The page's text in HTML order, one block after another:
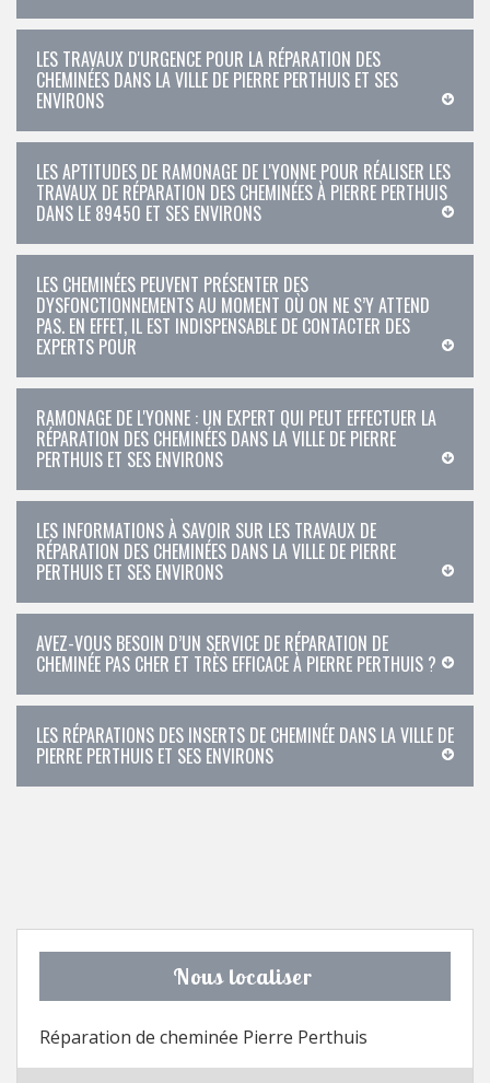
LES TRAVAUX D'URGENCE POUR LA RÉPARATION DES
CHEMINÉES DANS LA VILLE DE PIERRE PERTHUIS ET SES
ENVIRONS
LES APTITUDES DE RAMONAGE DE L'YONNE POUR RÉALISER LES
TRAVAUX DE RÉPARATION DES CHEMINÉES À PIERRE PERTHUIS
DANS LE 89450 ET SES ENVIRONS
LES CHEMINÉES PEUVENT PRÉSENTER DES
DYSFONCTIONNEMENTS AU MOMENT OÙ ON NE S’Y ATTEND
PAS. EN EFFET, IL EST INDISPENSABLE DE CONTACTER DES
EXPERTS POUR
RAMONAGE DE L'YONNE : UN EXPERT QUI PEUT EFFECTUER LA
RÉPARATION DES CHEMINÉES DANS LA VILLE DE PIERRE
PERTHUIS ET SES ENVIRONS
LES INFORMATIONS À SAVOIR SUR LES TRAVAUX DE
RÉPARATION DES CHEMINÉES DANS LA VILLE DE PIERRE
PERTHUIS ET SES ENVIRONS
AVEZ-VOUS BESOIN D’UN SERVICE DE RÉPARATION DE
CHEMINÉE PAS CHER ET TRÈS EFFICACE À PIERRE PERTHUIS ?
LES RÉPARATIONS DES INSERTS DE CHEMINÉE DANS LA VILLE DE
PIERRE PERTHUIS ET SES ENVIRONS
Nous localiser
Réparation de cheminée Pierre Perthuis